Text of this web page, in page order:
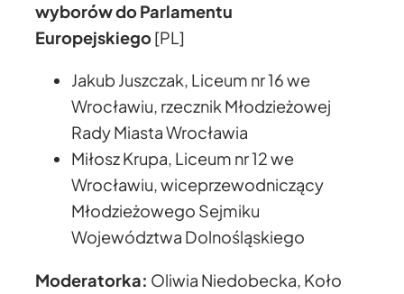
wyborów do Parlamentu
Europejskiego[PL]
Jakub Juszczak, Liceum nr 16 we
Wrocławiu, rzecznik Młodzieżowej
Rady Miasta Wrocławia
Miłosz Krupa, Liceum nr 12 we
Wrocławiu, wiceprzewodniczący
Młodzieżowego Sejmiku
Województwa Dolnośląskiego
Moderatorka: Oliwia Niedobecka, Koło